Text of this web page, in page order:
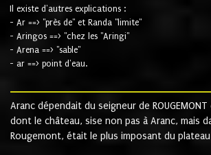
Il existe d'autres explications :
- Ar ==> "près de" et Randa "limite"
- Aringos ==> "chez les "Aringi"
- Arena ==> "sable"
- ar ==> point d'eau.
Aranc dépendait du seigneur de
dont le château, sise non pas à Aranc, mais
Rougemont, était le plus imposant du plateau